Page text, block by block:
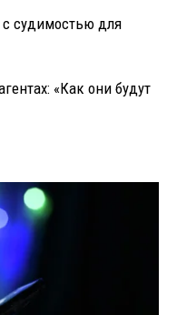
судимостью для
«Как они будут